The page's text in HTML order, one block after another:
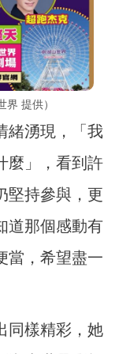
提供）
緒湧現，「我
麼」，看到許
堅持參與，更
道那個感動有
當，希望盡一
同樣精彩，她